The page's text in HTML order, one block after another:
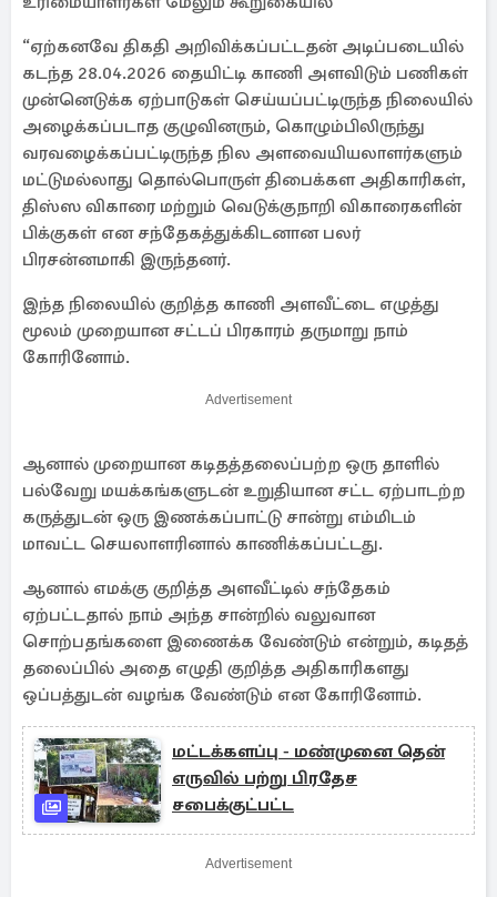
“ஏற்கனவே திகதி அறிவிக்கப்பட்டதன் அடிப்படையில்
கடந்த 28.04.2026 தையிட்டி காணி அளவிடும் பணிகள்
முன்னெடுக்க ஏற்பாடுகள் செய்யப்பட்டிருந்த நிலையில்
அழைக்கப்படாத குழுவினரும், கொழும்பிலிருந்து
வரவழைக்கப்பட்டிருந்த நில அளவையியலாளர்களும்
மட்டுமல்லாது தொல்பொருள் திபைக்கள அதிகாரிகள்,
திஸ்ஸ விகாரை மற்றும் வெடுக்குநாறி விகாரைகளின்
பிக்குகள் என சந்தேகத்துக்கிடனான பலர்
பிரசன்னமாகி இருந்தனர்.
இந்த நிலையில் குறித்த காணி அளவீட்டை எழுத்து
மூலம் முறையான சட்டப் பிரகாரம் தருமாறு நாம்
கோரினோம்.
Advertisement
ஆனால் முறையான கடிதத்தலைப்பற்ற ஒரு தாளில்
பல்வேறு மயக்கங்களுடன் உறுதியான சட்ட ஏற்பாடற்ற
கருத்துடன் ஒரு இணக்கப்பாட்டு சான்று எம்மிடம்
மாவட்ட செயலாளரினால் காணிக்கப்பட்டது.
ஆனால் எமக்கு குறித்த அளவீட்டில் சந்தேகம்
ஏற்பட்டதால் நாம் அந்த சான்றில் வலுவான
சொற்பதங்களை இணைக்க வேண்டும் என்றும், கடிதத்
தலைப்பில் அதை எழுதி குறித்த அதிகாரிகளது
ஒப்பத்துடன் வழங்க வேண்டும் என கோரினோம்.
மட்டக்களப்பு - மண்முனை தென்
எருவில் பற்று பிரதேச
சபைக்குட்பட்ட
Advertisement